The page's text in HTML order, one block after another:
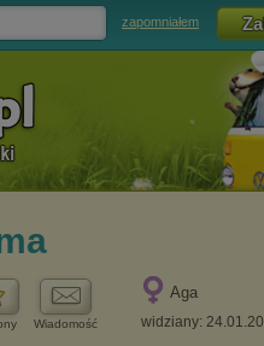
zapomniałem
Wiadomość
Aga
widziany: